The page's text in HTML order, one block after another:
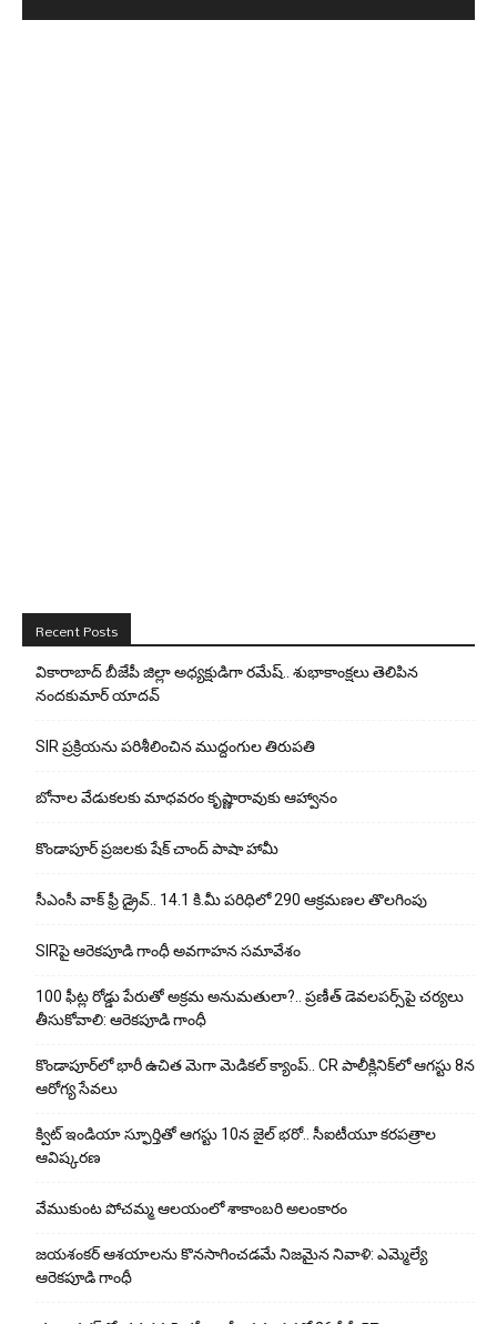
Recent Posts
వికారాబాద్ బీజేపీ జిల్లా అధ్యక్షుడిగా రమేష్‌.. శుభాకాంక్షలు తెలిపిన
నందకుమార్ యాదవ్
SIR ప్రక్రియను పరిశీలించిన ముద్దంగుల తిరుపతి
బోనాల వేడుకలకు మాధవరం కృష్ణారావుకు ఆహ్వానం
కొండాపూర్ ప్రజలకు షేక్ చాంద్ పాషా హామీ
సీఎంసీ వాక్ ఫ్రీ డ్రైవ్.. 14.1 కి.మీ పరిధిలో 290 ఆక్రమణల తొలగింపు
SIRపై ఆరెకపూడి గాంధీ అవగాహన సమావేశం
100 ఫీట్ల రోడ్డు పేరుతో అక్రమ అనుమతులా?.. ప్రణీత్ డెవలపర్స్‌పై చర్యలు
తీసుకోవాలి: ఆరెకపూడి గాంధీ
కొండాపూర్‌లో భారీ ఉచిత మెగా మెడికల్ క్యాంప్.. CR పాలీక్లినిక్‌లో ఆగస్టు 8న
ఆరోగ్య సేవలు
క్విట్ ఇండియా స్ఫూర్తితో ఆగస్టు 10న జైల్ భరో.. సీఐటీయూ కరపత్రాల
ఆవిష్కరణ
వేముకుంట పోచమ్మ ఆలయంలో శాకాంబరి అలంకారం
జయశంకర్ ఆశయాలను కొనసాగించడమే నిజమైన నివాళి: ఎమ్మెల్యే
ఆరెక‌పూడి గాంధీ